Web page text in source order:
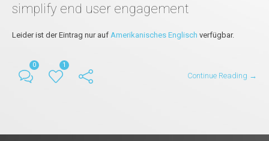
simplify end user engagement
Leider ist der Eintrag nur auf Amerikanisches Englisch verfügbar.
0 1
Continue Reading →